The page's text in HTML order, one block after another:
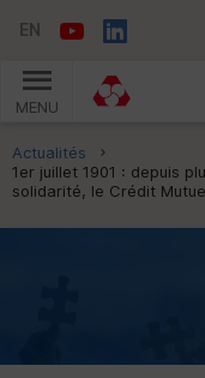
EN
MENU
Vous êtes ici:
Actualités
1er juillet 1901 : depuis
solidarité, le Crédit